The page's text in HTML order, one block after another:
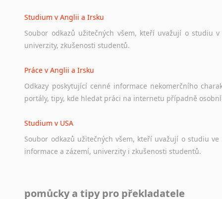
Studium v Anglii a Irsku
Soubor odkazů užitečných všem, kteří uvažují o studiu v
univerzity, zkušenosti studentů.
Práce v Anglii a Irsku
Odkazy poskytující cenné informace nekomerčního
portály, tipy, kde hledat práci na internetu případně osobní
Studium v USA
Soubor odkazů užitečných všem, kteří uvažují o studiu ve
informace a zázemí, univerzity i zkušenosti studentů.
pomůcky a tipy pro překladatele